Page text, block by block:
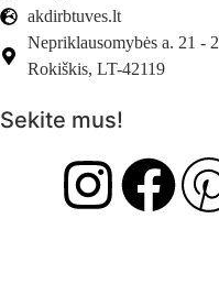
akdirbtuves.lt
Nepriklausomybės a. 21 - 2
Rokiškis, LT-42119
Sekite mus!